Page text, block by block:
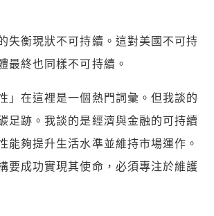
失衡現狀不可持續。這對美國不可持
最終也同樣不可持續。
」在這裡是一個熱門詞彙。但我談的
足跡。我談的是經濟與金融的可持續
能夠提升生活水準並維持市場運作。
要成功實現其使命，必須專注於維護